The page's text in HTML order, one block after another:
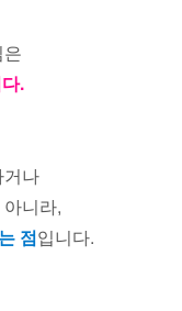
은
.
거나
니라,
점 입니다.